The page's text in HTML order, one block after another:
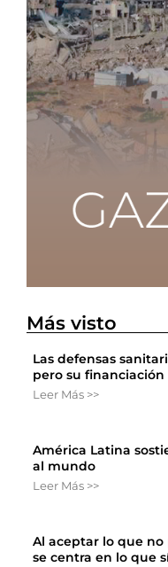
Más visto
Las defensas
pero su financiación
Leer Más >>
América Latina
al mundo
Leer Más >>
Al aceptar lo que
se centra en lo que